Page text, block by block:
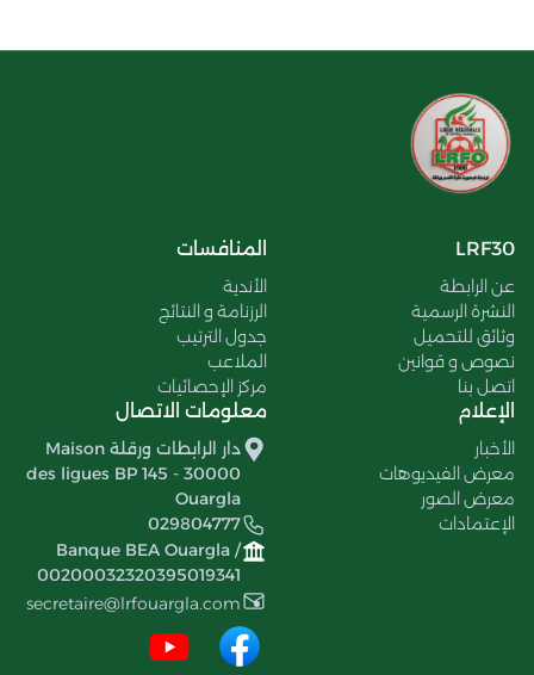
LRF30
عن الرابطة
النشرة الرسمية
وثائق للتحميل
نصوص و قوانين
اتصل بنا
المنافسات
الأندية
الرزنامة و النتائج
جدول الترتيب
الملاعب
مركز الإحصائيات
الإعلام
الأخبار
معرض الفيديوهات
معرض الصور
الإعتمادات
معلومات الاتصال
دار الرابطات ورقلة Maison
des ligues BP 145 - 30000
Ouargla
029804777
Banque BEA Ouargla /
00200032320395019341
secretaire@lrfouargla.com